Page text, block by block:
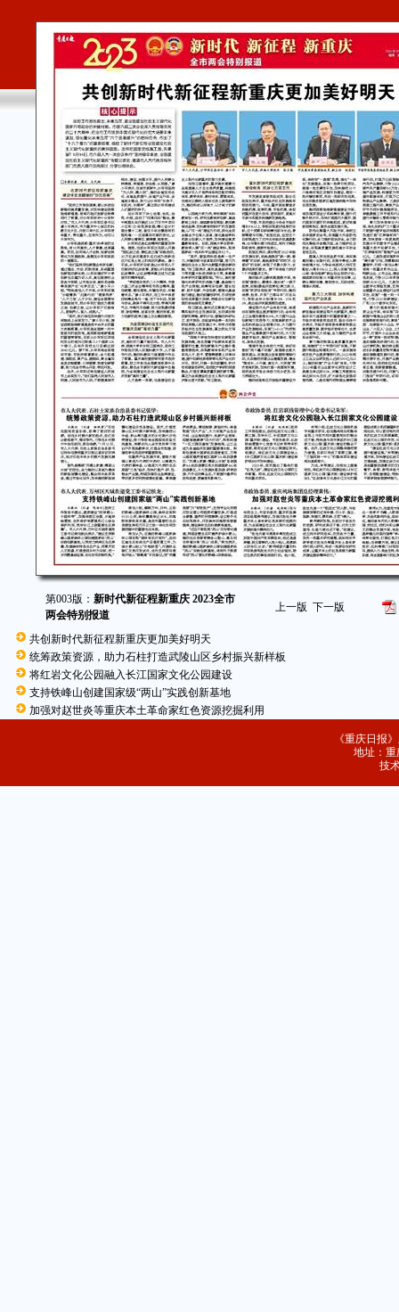
第003版：新时代新征程新重庆 2023全市
两会特别报道
上一版 下一版
共创新时代新征程新重庆更加美好明天
统筹政策资源，助力石柱打造武陵山区乡村振兴新样板
将红岩文化公园融入长江国家文化公园建设
支持铁峰山创建国家级“两山”实践创新基地
加强对赵世炎等重庆本土革命家红色资源挖掘利用
《重庆日报
地址：重
技